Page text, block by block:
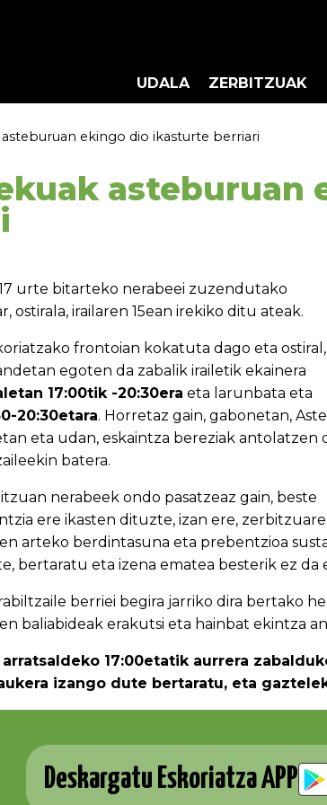
UDALA ZERBITZUAK
asteburuan ekingo dio ikasturte berriari
asteburuan
urte bitarteko nerabeei zuzendutako
ostirala, irailaren 15ean irekiko ditu ateak.
frontoian kokatuta dago eta ostiral,
egoten da zabalik irailetik ekainera
17:00tik -20:30era eta larunbata eta
20:30etara. Horretaz gain, gabonetan, Aste
eta udan, eskaintza bereziak antolatzen
batera.
nerabeek ondo pasatzeaz gain, beste
ere ikasten dituzte, izan ere,
arteko berdintasuna eta prebentzioa
bertaratu eta izena ematea besterik ez
berriei begira jarriko dira bertako
baliabideak erakutsi eta hainbat ekintza
arratsaldeko 17:00etatik aurrera
izango dute bertaratu, eta
Deskargatu Eskoriatza APP